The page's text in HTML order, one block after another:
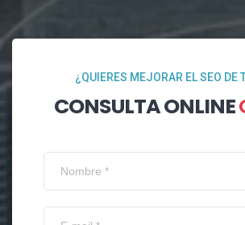
¿QUIERES MEJORAR EL SEO DE
CONSULTA ONLINE